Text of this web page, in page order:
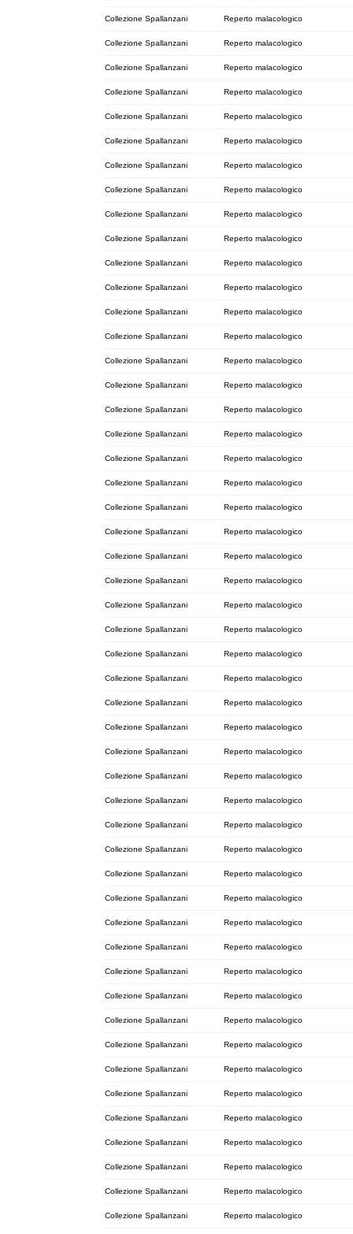
Collezione Spallanzani Reperto malacologico
Collezione Spallanzani Reperto malacologico
Collezione Spallanzani Reperto malacologico
Collezione Spallanzani Reperto malacologico
Collezione Spallanzani Reperto malacologico
Collezione Spallanzani Reperto malacologico
Collezione Spallanzani Reperto malacologico
Collezione Spallanzani Reperto malacologico
Collezione Spallanzani Reperto malacologico
Collezione Spallanzani Reperto malacologico
Collezione Spallanzani Reperto malacologico
Collezione Spallanzani Reperto malacologico
Collezione Spallanzani Reperto malacologico
Collezione Spallanzani Reperto malacologico
Collezione Spallanzani Reperto malacologico
Collezione Spallanzani Reperto malacologico
Collezione Spallanzani Reperto malacologico
Collezione Spallanzani Reperto malacologico
Collezione Spallanzani Reperto malacologico
Collezione Spallanzani Reperto malacologico
Collezione Spallanzani Reperto malacologico
Collezione Spallanzani Reperto malacologico
Collezione Spallanzani Reperto malacologico
Collezione Spallanzani Reperto malacologico
Collezione Spallanzani Reperto malacologico
Collezione Spallanzani Reperto malacologico
Collezione Spallanzani Reperto malacologico
Collezione Spallanzani Reperto malacologico
Collezione Spallanzani Reperto malacologico
Collezione Spallanzani Reperto malacologico
Collezione Spallanzani Reperto malacologico
Collezione Spallanzani Reperto malacologico
Collezione Spallanzani Reperto malacologico
Collezione Spallanzani Reperto malacologico
Collezione Spallanzani Reperto malacologico
Collezione Spallanzani Reperto malacologico
Collezione Spallanzani Reperto malacologico
Collezione Spallanzani Reperto malacologico
Collezione Spallanzani Reperto malacologico
Collezione Spallanzani Reperto malacologico
Collezione Spallanzani Reperto malacologico
Collezione Spallanzani Reperto malacologico
Collezione Spallanzani Reperto malacologico
Collezione Spallanzani Reperto malacologico
Collezione Spallanzani Reperto malacologico
Collezione Spallanzani Reperto malacologico
Collezione Spallanzani Reperto malacologico
Collezione Spallanzani Reperto malacologico
Collezione Spallanzani Reperto malacologico
Collezione Spallanzani Reperto malacologico